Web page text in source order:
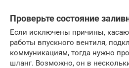
Проверьте состояние
Если исключены причины,
работы впускного вентиля,
коммуникациям, тогда нужно
шланг. Возможно, он в